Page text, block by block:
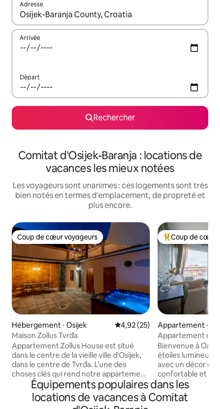
Adresse
Lorsque les résultats s'affichent, utilisez les flèches vers le
Arrivée
Départ
Rechercher
Comitat d'Osijek-Baranja : locations de
vacances les mieux notées
Les voyageurs sont unanimes : ces logements sont très
bien notés en termes d'emplacement, de propreté et
plus encore.
Coup de cœur voyageurs
Coup de cœur voyageurs
Hébergement ⋅ Osijek Évaluation moyenne sur la
4,92 (25)
Maison Zollus Tvrđa
Appartement Zollus House est situé
dans le centre de la vieille ville d'Osijek,
dans le centre de Tvrđa. L'une des
choses clés qui rend notre appartement
unique est l'intimité, le confort et la taille
de l'ensemble de la propriété.Vous
pourrez profiter d'un coin salon
Coups de cœur
Coup de cœur
Appartement ⋅
Appartement
Bienvenue à
étoiles lumineux
avec un décor
confortable et
ville. Il dispose
cuisine
salle de bains
Équipements populaires dans les
locations de vacances à Comitat